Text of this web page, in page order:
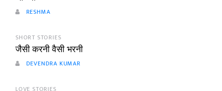
RESHMA
SHORT STORIES
जैसी करनी वैसी भरनी
DEVENDRA KUMAR
LOVE STORIES